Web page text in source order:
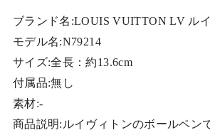
ブランド名:LOUIS VUITTON LV ル
モデル名:N79214
サイズ:全長：約13.6cm
付属品:無し
素材:-
商品説明:ルイヴィトンのボールペン